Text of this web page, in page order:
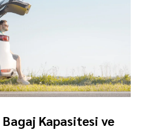
Bagaj Kapasitesi ve